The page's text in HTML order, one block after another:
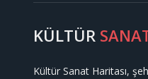
KÜLTÜR
Kültür Sanat Haritası,